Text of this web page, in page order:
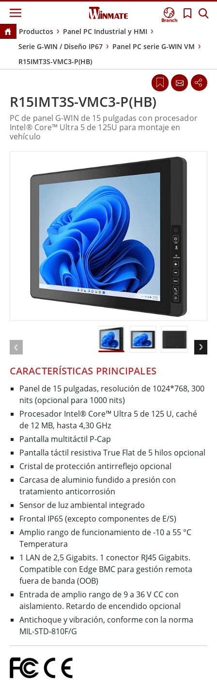
Branch
Productos
Panel PC Industrial y HMI
Serie G-WIN / Diseño IP67
Panel PC serie G-WIN VM
R15IMT3S-VMC3-P(HB)
CARACTERÍSTICAS PRINCIPALES
Panel de 15 pulgadas, resolución de 1024*768, 300
nits (opcional para 1000 nits)
Procesador Intel® Core™ Ultra 5 de 125 U, caché
de 12 MB, hasta 4,30 GHz
Pantalla multitáctil P-Cap
Pantalla táctil resistiva True Flat de 5 hilos opcional
Cristal de protección antirreflejo opcional
Carcasa de aluminio fundido a presión con
tratamiento anticorrosión
Sensor de luz ambiental integrado
Frontal IP65 (excepto componentes de E/S)
Amplio rango de funcionamiento de -10 a 55 °C
Temperatura
1 LAN de 2,5 Gigabits. 1 conector RJ45 Gigabits.
Compatible con Edge BMC para gestión remota
fuera de banda (OOB)
Entrada de amplio rango de 9 a 36 V CC con
aislamiento. Retardo de encendido opcional
Antichoque y vibración, conforme con la norma
MIL-STD-810F/G
R15IMT3S-VMC3-P(HB)
PC de panel G-WIN de 15 pulgadas con procesador
Intel® Core™ Ultra 5 de 125U para montaje en
vehículo